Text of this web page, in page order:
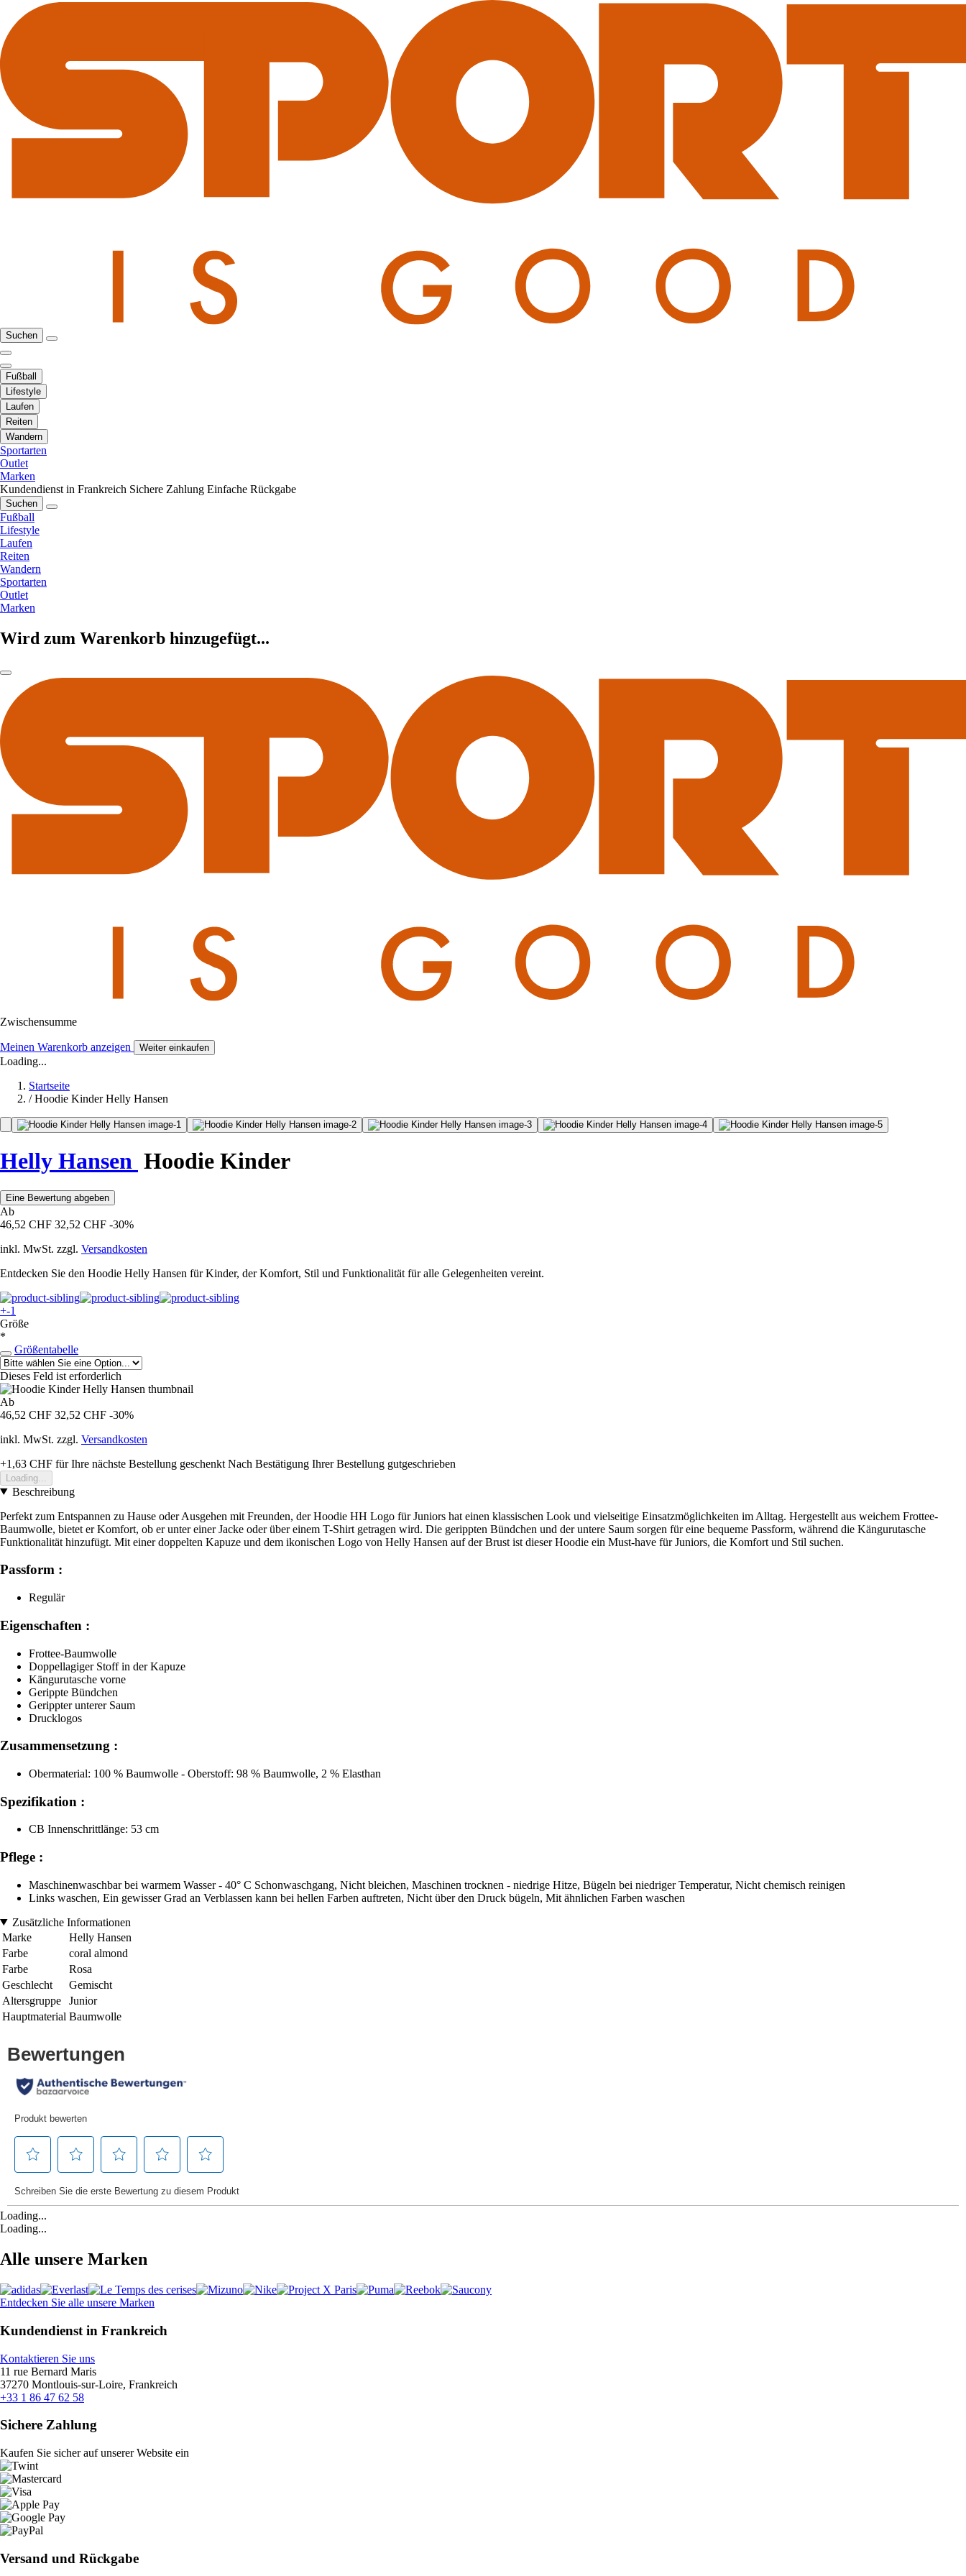
Suchen
Fußball
Lifestyle
Laufen
Reiten
Wandern
Sportarten
Outlet
Marken
Kundendienst in Frankreich Sichere Zahlung Einfache Rückgabe
Suchen
Fußball
Lifestyle
Laufen
Reiten
Wandern
Sportarten
Outlet
Marken
Wird zum Warenkorb hinzugefügt...
Zwischensumme
Meinen Warenkorb anzeigen Weiter einkaufen
Loading...
Startseite
/ Hoodie Kinder Helly Hansen
Helly Hansen Hoodie Kinder
Eine Bewertung abgeben
Ab
46,52 CHF 32,52 CHF -30%
inkl. MwSt. zzgl. Versandkosten
Entdecken Sie den Hoodie Helly Hansen für Kinder, der Komfort, Stil und Funktionalität für alle Gelegenheiten vereint.
+-1
Größe
*
Größentabelle
Dieses Feld ist erforderlich
Ab
46,52 CHF 32,52 CHF -30%
inkl. MwSt. zzgl. Versandkosten
+1,63 CHF für Ihre nächste Bestellung geschenkt Nach Bestätigung Ihrer Bestellung gutgeschrieben
Loading...
Beschreibung
Perfekt zum Entspannen zu Hause oder Ausgehen mit Freunden, der Hoodie HH Logo für Juniors hat einen klassischen Look und vielseitige Einsatzmöglichkeiten im Alltag. Hergestellt aus weichem Frottee-
Baumwolle, bietet er Komfort, ob er unter einer Jacke oder über einem T-Shirt getragen wird. Die gerippten Bündchen und der untere Saum sorgen für eine bequeme Passform, während die Kängurutasche
Funktionalität hinzufügt. Mit einer doppelten Kapuze und dem ikonischen Logo von Helly Hansen auf der Brust ist dieser Hoodie ein Must-have für Juniors, die Komfort und Stil suchen.
Passform :
Regulär
Eigenschaften :
Frottee-Baumwolle
Doppellagiger Stoff in der Kapuze
Kängurutasche vorne
Gerippte Bündchen
Gerippter unterer Saum
Drucklogos
Zusammensetzung :
Obermaterial: 100 % Baumwolle - Oberstoff: 98 % Baumwolle, 2 % Elasthan
Spezifikation :
CB Innenschrittlänge: 53 cm
Pflege :
Maschinenwaschbar bei warmem Wasser - 40° C Schonwaschgang, Nicht bleichen, Maschinen trocknen - niedrige Hitze, Bügeln bei niedriger Temperatur, Nicht chemisch reinigen
Links waschen, Ein gewisser Grad an Verblassen kann bei hellen Farben auftreten, Nicht über den Druck bügeln, Mit ähnlichen Farben waschen
Zusätzliche Informationen
Marke
Helly Hansen
Farbe
coral almond
Farbe
Rosa
Geschlecht
Gemischt
Altersgruppe
Junior
Hauptmaterial Baumwolle
Loading...
Loading...
Alle unsere Marken
Entdecken Sie alle unsere Marken
Kundendienst in Frankreich
Kontaktieren Sie uns
11 rue Bernard Maris
37270 Montlouis-sur-Loire, Frankreich
+33 1 86 47 62 58
Sichere Zahlung
Kaufen Sie sicher auf unserer Website ein
Versand und Rückgabe